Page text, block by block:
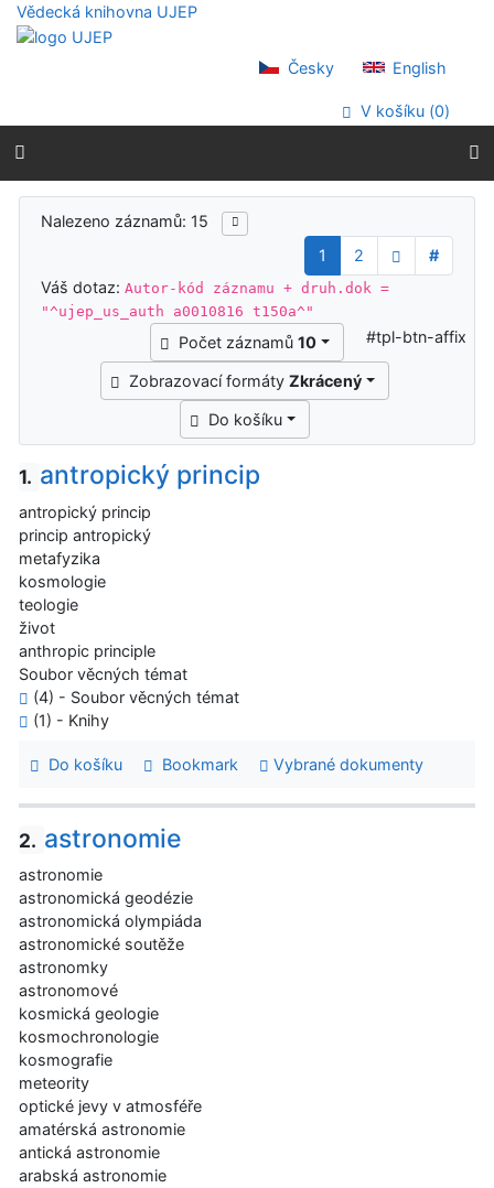
Přejít na obsah
Přejít na menu
Prohlášení o webové přístupnosti
Vědecká knihovna UJEP
Česky English
V košíku (0)
Výsledky vyhledávání
Nalezeno záznamů: 15
1
2
#
Váš dotaz:Autor-kód záznamu + druh.dok =
"^ujep_us_auth a0010816 t150a^"
Počet záznamů 10
Zobrazovací formáty Zkrácený
Do košíku
#tpl-btn-affix
1. antropický princip
antropický princip
princip antropický
metafyzika
kosmologie
teologie
život
anthropic principle
Soubor věcných témat
(4) - Soubor věcných témat
(1) - Knihy
Do košíku Bookmark Vybrané dokumenty
2. astronomie
astronomie
astronomická geodézie
astronomická olympiáda
astronomické soutěže
astronomky
astronomové
kosmická geologie
kosmochronologie
kosmografie
meteority
optické jevy v atmosféře
amatérská astronomie
antická astronomie
arabská astronomie